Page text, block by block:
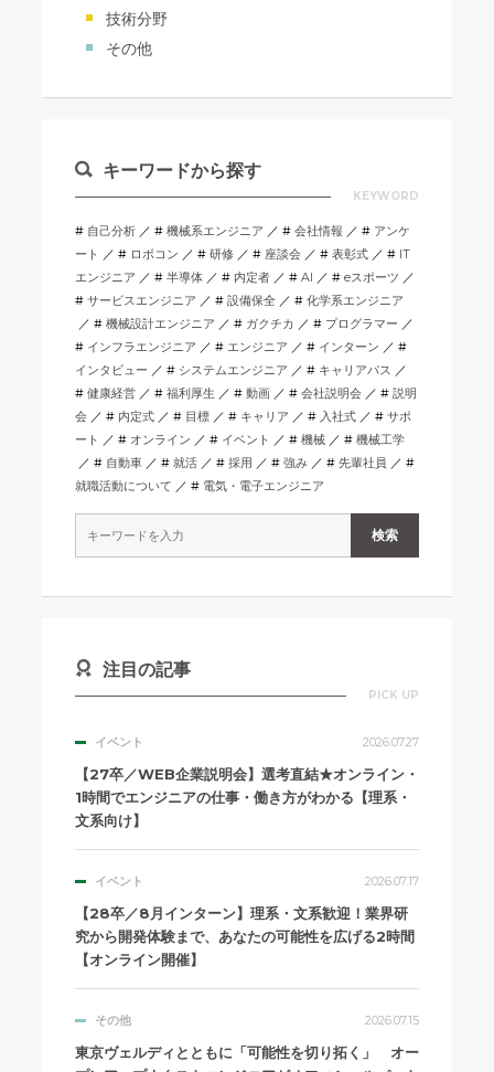
技術分野
その他
キーワードから探す
KEYWORD
自己分析 機械系エンジニア 会社情報
アンケ
ート
ロボコン 研修 座談会 表彰式
IT
エンジニア
半導体 内定者 AI
eスポーツ
サービスエンジニア
設備保全
化学系エンジニア
機械設計エンジニア
ガクチカ
プログラマー
インフラエンジニア
エンジニア
インターン
インタビュー
システムエンジニア
キャリアパス
健康経営
福利厚生 動画 会社説明会
説明
会
内定式 目標 キャリア 入社式
サポ
ート
オンライン イベント 機械
機械工学
自動車
就活 採用 強み
先輩社員
就職活動について
電気・電子エンジニア
注目の記事
PICK UP
イベント 2026.07.27
【27卒／WEB企業説明会】選考直結★オンライン・
1時間でエンジニアの仕事・働き方がわかる【理系・
文系向け】
イベント 2026.07.17
【28卒／8月インターン】理系・文系歓迎！業界研
究から開発体験まで、あなたの可能性を広げる2時間
【オンライン開催】
その他 2026.07.15
東京ヴェルディとともに「可能性を切り拓く」 オー